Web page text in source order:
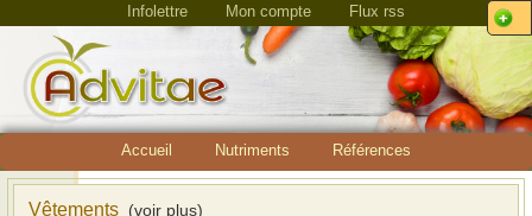
Infolettre Mon compte Flux rss
Accueil Nutriments Références
Vêtements (voir plus)